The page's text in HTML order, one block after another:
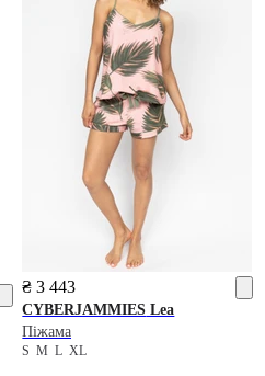
₴ 3 443
CYBERJAMMIES Lea
Піжама
SMLXL